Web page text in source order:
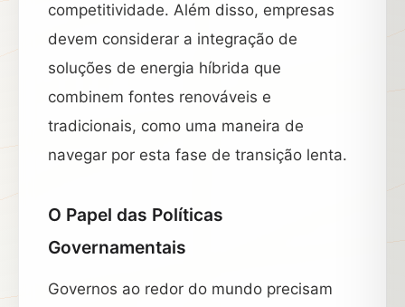
competitividade. Além disso, empresas
devem considerar a integração de
soluções de energia híbrida que
combinem fontes renováveis e
tradicionais, como uma maneira de
navegar por esta fase de transição lenta.
O Papel das Políticas
Governamentais
Governos ao redor do mundo precisam